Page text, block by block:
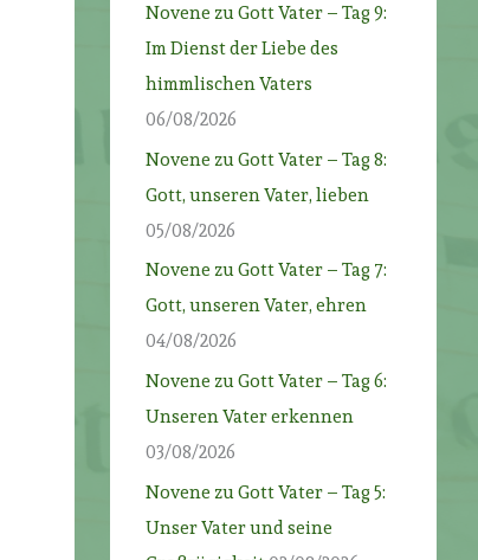
Novene zu Gott Vater – Tag 9:
Im Dienst der Liebe des
himmlischen Vaters
06/08/2026
Novene zu Gott Vater – Tag 8:
Gott, unseren Vater, lieben
05/08/2026
Novene zu Gott Vater – Tag 7:
Gott, unseren Vater, ehren
04/08/2026
Novene zu Gott Vater – Tag 6:
Unseren Vater erkennen
03/08/2026
Novene zu Gott Vater – Tag 5:
Unser Vater und seine